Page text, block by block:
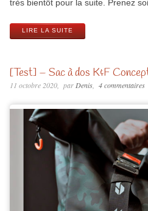
très bientôt pour la suite. Prenez
LIRE LA SUITE
[Test] – Sac à dos K&F
11 octobre 2020 par Denis 4 commentaires